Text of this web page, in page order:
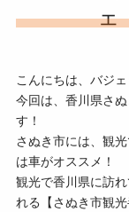
ェ
こんにちは、バジ
今回は、香川県さ
す！
さぬき市には、観
は車がオススメ！
観光で香川県に訪
れる【さぬき市観